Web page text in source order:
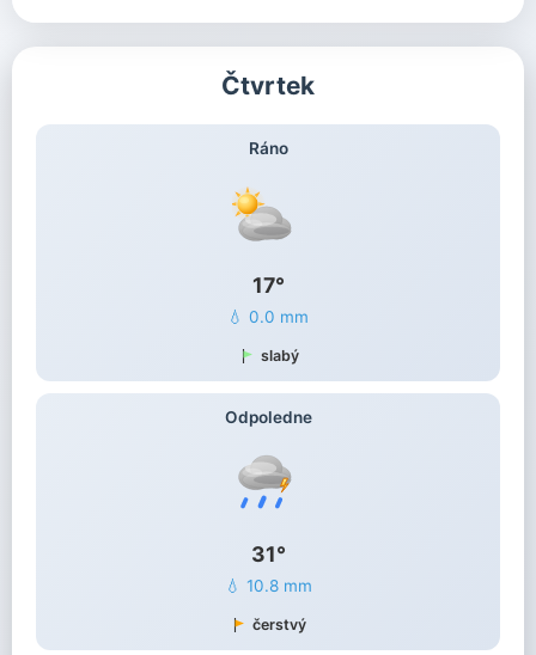
Čtvrtek
Ráno
17°
💧 0.0 mm
slabý
Odpoledne
31°
💧 10.8 mm
čerstvý